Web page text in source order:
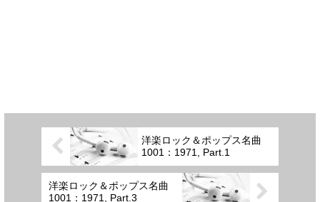
洋楽ロック＆ポップス名曲
1001：1971, Part.1
洋楽ロック＆ポップス名曲
1001：1971, Part.3